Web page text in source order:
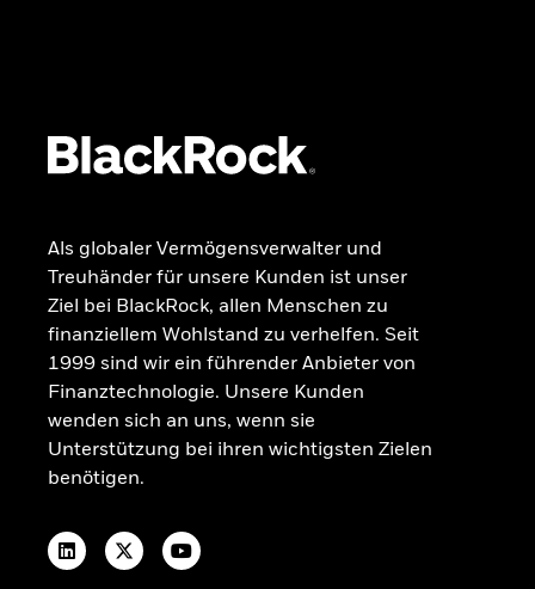
Deutschland
Beschwerdemanagement
OGAW-Vergütungsrichtlinie
Nachhaltigkeitsbezogene Offenlegungen
Portfolio-ETF-Studie 2025
Als globaler Vermögensverwalter und
Treuhänder für unsere Kunden ist unser
Ziel bei BlackRock, allen Menschen zu
finanziellem Wohlstand zu verhelfen. Seit
1999 sind wir ein führender Anbieter von
Finanztechnologie. Unsere Kunden
wenden sich an uns, wenn sie
Unterstützung bei ihren wichtigsten Zielen
benötigen.